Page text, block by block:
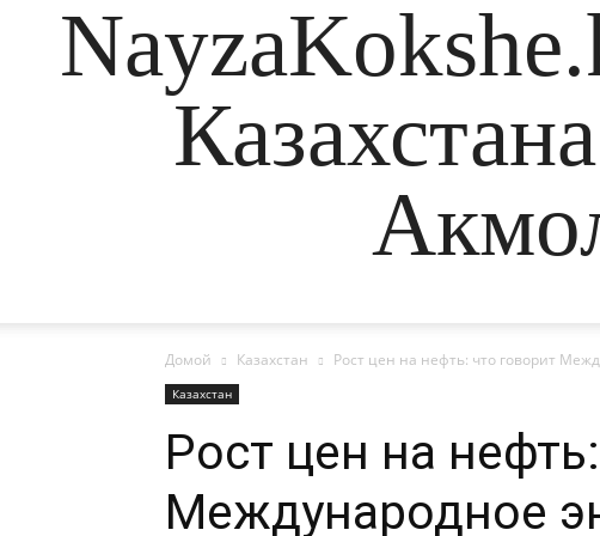
Домой Казахстан Рост цен на нефть: что говорит
Казахстан
Рост цен на
Международное